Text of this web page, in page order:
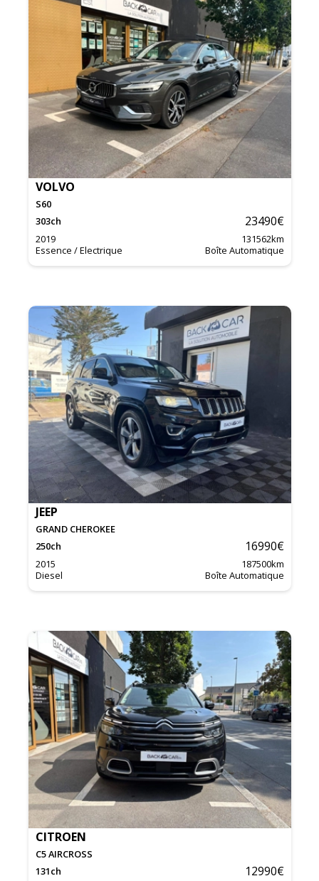
VOLVO
S60
303ch 23490€
2019 131562km
Essence / Electrique
Boîte Automatique
JEEP
GRAND CHEROKEE
250ch 16990€
2015 187500km
Diesel
Boîte Automatique
CITROEN
C5 AIRCROSS
131ch 12990€